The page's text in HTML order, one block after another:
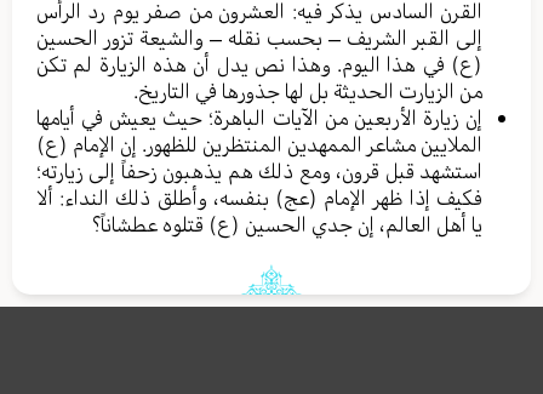
القرن السادس يذكر فيه: العشرون من صفر يوم رد الرأس
إلى القبر الشريف – بحسب نقله – والشيعة تزور الحسين
(ع) في هذا اليوم. وهذا نص يدل أن هذه الزيارة لم تكن
من الزيارت الحديثة بل لها جذورها في التاريخ.
إن زيارة الأربعين من الآيات الباهرة؛ حيث يعيش في أيامها
الملايين مشاعر الممهدين المنتظرين للظهور. إن الإمام (ع)
استشهد قبل قرون، ومع ذلك هم يذهبون زحفاً إلى زيارته؛
فكيف إذا ظهر الإمام (عج) بنفسه، وأطلق ذلك النداء: ألا
يا أهل العالم، إن جدي الحسين (ع) قتلوه عطشاناً؟